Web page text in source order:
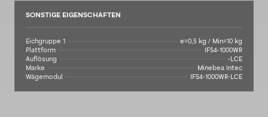
SONSTIGE EIGENSCHAFTEN
Eichgruppe 1
e=0,5 kg / Min=10 kg
Plattform
IFS4-1000WR
Auflösung
-LCE
Marke
Minebea Intec
Wägemodul
IFS4-1000WR-LCE